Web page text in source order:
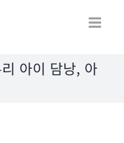
아이 담낭, 아